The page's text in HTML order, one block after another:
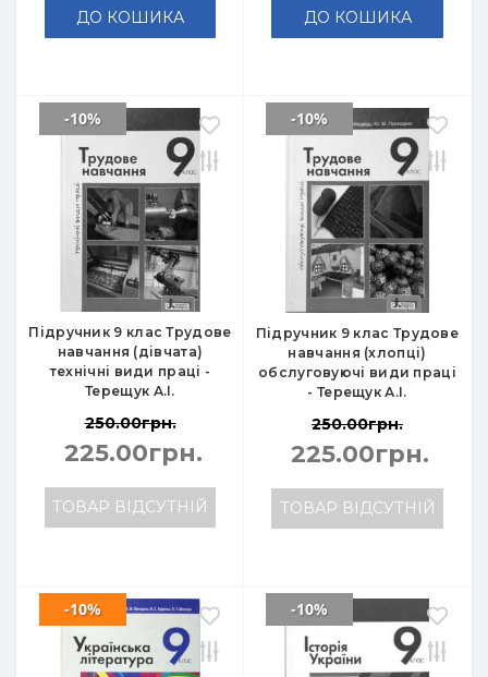
ДО КОШИКА ДО КОШИКА
Підручник 9 клас Трудове
навчання (дівчата)
технічні види праці -
Терещук А.І.
-10%
250.00грн.
225.00грн.
ТОВАР ВІДСУТНІЙ
Підручник 9 клас Трудове
навчання (хлопці)
обслуговуючі види праці
- Терещук А.І.
-10%
250.00грн.
225.00грн.
ТОВАР ВІДСУТНІЙ
-10% -10%